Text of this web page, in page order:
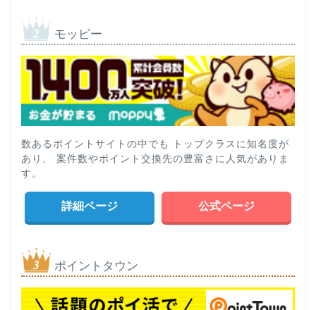
モッピー
数あるポイントサイトの中でも トップクラスに知名度が
あり、 案件数やポイント交換先の豊富さに人気がありま
す。
詳細ページ 公式ページ
ポイントタウン